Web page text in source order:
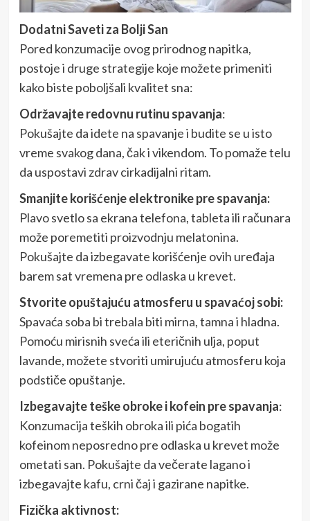
Dodatni Saveti za Bolji San
Pored konzumacije ovog prirodnog napitka,
postoje i druge strategije koje možete primeniti
kako biste poboljšali kvalitet sna:
Održavajte redovnu rutinu spavanja:
Pokušajte da idete na spavanje i budite se u isto
vreme svakog dana, čak i vikendom. To pomaže telu
da uspostavi zdrav cirkadijalni ritam.
Smanjite korišćenje elektronike pre spavanja:
Plavo svetlo sa ekrana telefona, tableta ili računara
može poremetiti proizvodnju melatonina.
Pokušajte da izbegavate korišćenje ovih uređaja
barem sat vremena pre odlaska u krevet.
Stvorite opuštajuću atmosferu u spavaćoj sobi:
Spavaća soba bi trebala biti mirna, tamna i hladna.
Pomoću mirisnih sveća ili eteričnih ulja, poput
lavande, možete stvoriti umirujuću atmosferu koja
podstiče opuštanje.
Izbegavajte teške obroke i kofein pre spavanja:
Konzumacija teških obroka ili pića bogatih
kofeinom neposredno pre odlaska u krevet može
ometati san. Pokušajte da večerate lagano i
izbegavajte kafu, crni čaj i gazirane napitke.
Fizička aktivnost: